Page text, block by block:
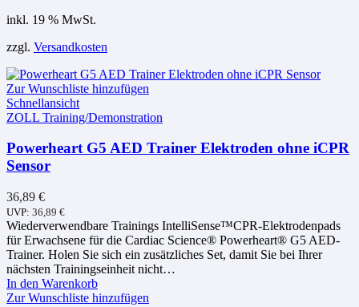
inkl. 19 % MwSt.
zzgl. Versandkosten
Zur Wunschliste hinzufügen
Schnellansicht
ZOLL Training/Demonstration
Powerheart G5 AED Trainer Elektroden ohne iCPR
Sensor
36,89 €
UVP: 36,89 €
Wiederverwendbare Trainings IntelliSense™CPR-Elektrodenpads
für Erwachsene für die Cardiac Science® Powerheart® G5 AED-
Trainer. Holen Sie sich ein zusätzliches Set, damit Sie bei Ihrer
nächsten Trainingseinheit nicht…
In den Warenkorb
Zur Wunschliste hinzufügen